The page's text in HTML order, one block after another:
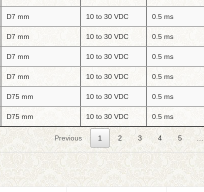
D7 mm 10 to 30 VDC 0.5 ms
D7 mm 10 to 30 VDC 0.5 ms
D7 mm 10 to 30 VDC 0.5 ms
D7 mm 10 to 30 VDC 0.5 ms
D75 mm 10 to 30 VDC 0.5 ms
D75 mm 10 to 30 VDC 0.5 ms
Previous 1 2 3 4 5 …